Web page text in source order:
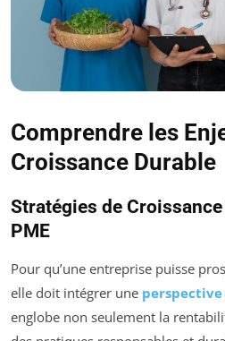
Comprendre les
Croissance Durable
Stratégies de
PME
Pour qu’une entreprise puisse
elle doit intégrer une
englobe non seulement la